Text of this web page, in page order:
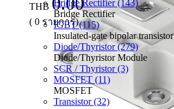
THB
( 0 รายการ)
Bridge Rectifier (143)
Bridge Rectifier
IGBT (115)
Insulated-gate bipolar transistor
Diode/Thyristor (279)
Diode/Thyristor Module
SCR / Thyristor (3)
MOSFET (11)
MOSFET
Transistor (32)